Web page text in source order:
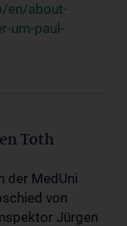
en/about-
um-paul-
Toth
der MedUni
von
Jürgen